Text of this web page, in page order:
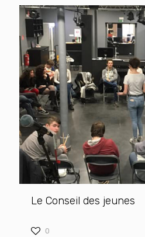
Le Conseil des jeunes
0